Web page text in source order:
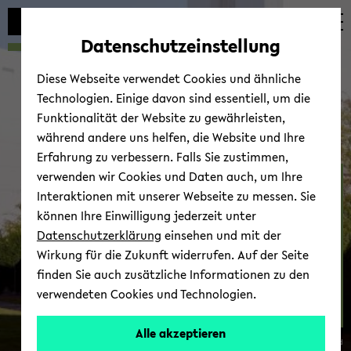
Automatische
vermeiden
zum
wechseln
zum
wechseln
zum
wechseln
Bio­lo­gie­di­dak­tik - Zoo­lo­
gie und Hu­man­bio­lo­gie
© Uni­ver­si­tät Bie­le­feld
Datenschutzeinstellung
Diese Webseite verwendet Cookies und ähnliche
Technologien. Einige davon sind essentiell, um die
Funktionalität der Website zu gewährleisten,
während andere uns helfen, die Website und Ihre
Erfahrung zu verbessern. Falls Sie zustimmen,
verwenden wir Cookies und Daten auch, um Ihre
Interaktionen mit unserer Webseite zu messen. Sie
können Ihre Einwilligung jederzeit unter
Datenschutzerklärung einsehen und mit der
Wirkung für die Zukunft widerrufen. Auf der Seite
finden Sie auch zusätzliche Informationen zu den
verwendeten Cookies und Technologien.
Alle akzeptieren